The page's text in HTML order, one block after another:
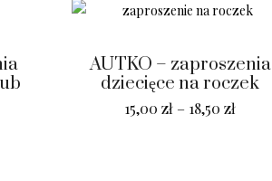
AUTKO – zaproszenia
dziecięce na roczek
15,00zł – 18,50zł